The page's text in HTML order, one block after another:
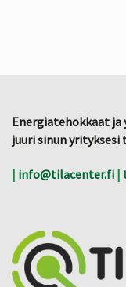
Energiatehokkaat
juuri sinun yrityksesi
| info@tilacenter.fi |